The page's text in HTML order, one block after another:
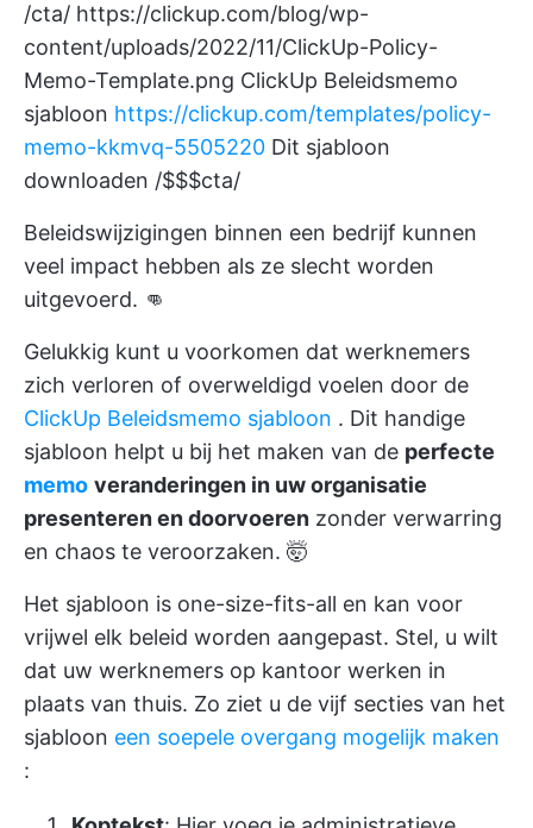
/cta/ https://clickup.com/blog/wp-
content/uploads/2022/11/ClickUp-Policy-
Memo-Template.png ClickUp Beleidsmemo
sjabloon https://clickup.com/templates/policy-
memo-kkmvq-5505220 Dit sjabloon
downloaden /$$$cta/
Beleidswijzigingen binnen een bedrijf kunnen
veel impact hebben als ze slecht worden
uitgevoerd. 👊
Gelukkig kunt u voorkomen dat werknemers
zich verloren of overweldigd voelen door de
ClickUp Beleidsmemo sjabloon . Dit handige
sjabloon helpt u bij het maken van de perfecte
memo veranderingen in uw organisatie
presenteren en doorvoeren zonder verwarring
en chaos te veroorzaken. 🤯
Het sjabloon is one-size-fits-all en kan voor
vrijwel elk beleid worden aangepast. Stel, u wilt
dat uw werknemers op kantoor werken in
plaats van thuis. Zo ziet u de vijf secties van het
sjabloon een soepele overgang mogelijk maken
: